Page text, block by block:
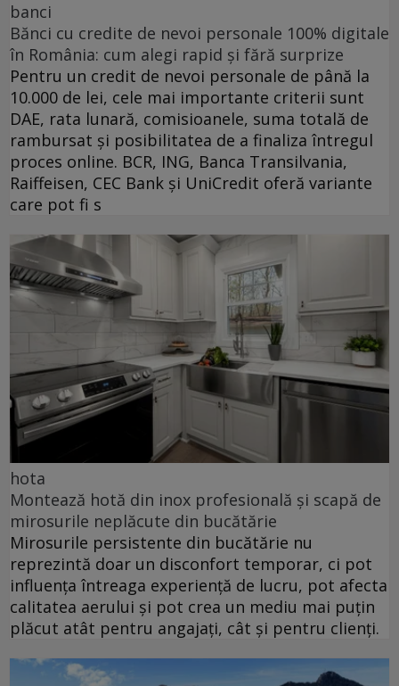
banci
Bănci cu credite de nevoi personale 100% digitale
în România: cum alegi rapid și fără surprize
Pentru un credit de nevoi personale de până la
10.000 de lei, cele mai importante criterii sunt
DAE, rata lunară, comisioanele, suma totală de
rambursat și posibilitatea de a finaliza întregul
proces online. BCR, ING, Banca Transilvania,
Raiffeisen, CEC Bank și UniCredit oferă variante
care pot fi s
hota
Montează hotă din inox profesională și scapă de
mirosurile neplăcute din bucătărie
Mirosurile persistente din bucătărie nu
reprezintă doar un disconfort temporar, ci pot
influența întreaga experiență de lucru, pot afecta
calitatea aerului și pot crea un mediu mai puțin
plăcut atât pentru angajați, cât și pentru clienți.